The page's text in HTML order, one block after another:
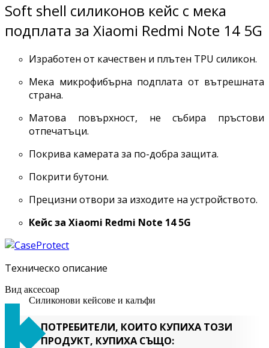
Soft shell силиконов кейс с мека
подплата за Xiaomi Redmi Note 14 5G
Изработен от качествен и плътен TPU силикон.
Мека микрофибърна подплата от вътрешната
страна.
Матова повърхност, не събира пръстови
отпечатъци.
Покрива камерата за по-добра защита.
Покрити бутони.
Прецизни отвори за изходите на устройството.
Кейс за Xiaomi Redmi Note 14 5G
Техническо описание
Вид аксесоар
Силиконови кейсове и калъфи
ПОТРЕБИТЕЛИ, КОИТО КУПИХА ТОЗИ
ПРОДУКТ, КУПИХА СЪЩО: